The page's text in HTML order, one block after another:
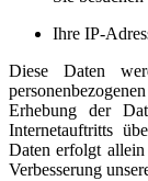
Ihre IP-
Diese Daten
Erhebung der
Internetauftritts
Daten erfolgt
Verbesserung